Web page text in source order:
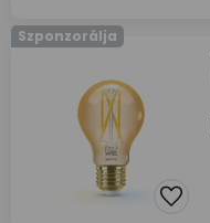
Szponzorálja